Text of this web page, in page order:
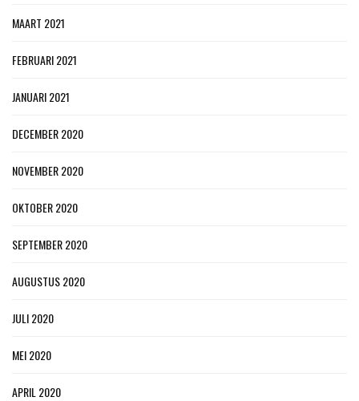
MAART 2021
FEBRUARI 2021
JANUARI 2021
DECEMBER 2020
NOVEMBER 2020
OKTOBER 2020
SEPTEMBER 2020
AUGUSTUS 2020
JULI 2020
MEI 2020
APRIL 2020